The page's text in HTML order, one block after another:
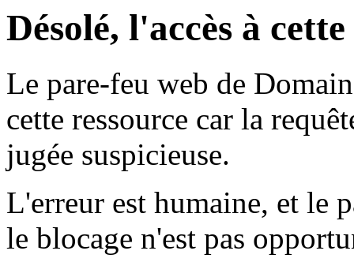
Désolé, l'accès à
Le pare-feu web de
cette ressource car la
jugée suspicieuse.
L'erreur est humaine, et le
le blocage n'est pas